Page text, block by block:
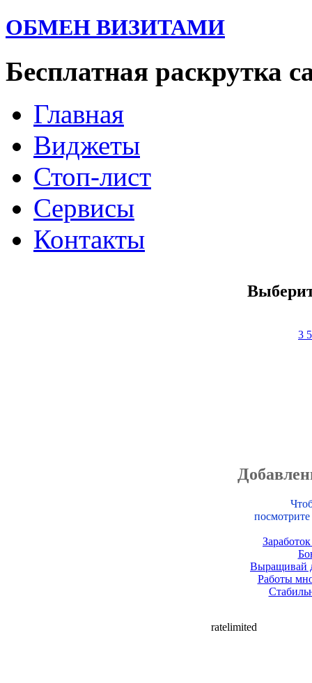
ОБМЕН ВИЗИТАМИ
Бесплатная раскрутка
Главная
Виджеты
Стоп-лист
Сервисы
Контакты
3
Выращивай
Работы